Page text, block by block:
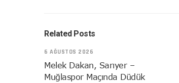
Related Posts
6 AĞUSTOS 2026
Melek Dakan, Sarıyer –
Muğlaspor Maçında Düdük